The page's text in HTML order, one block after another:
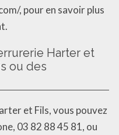
, pour en savoir plus
Harter et
ou des
et Fils, vous pouvez
03 82 88 45 81, ou